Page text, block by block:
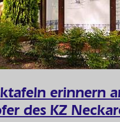
erinnern
des KZ